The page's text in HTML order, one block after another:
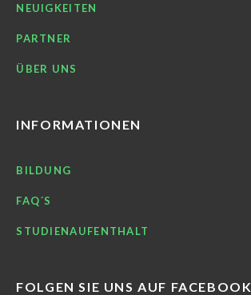
NEUIGKEITEN
PARTNER
ÜBER UNS
INFORMATIONEN
BILDUNG
FAQ´S
STUDIENAUFENTHALT
FOLGEN SIE UNS AUF FACEBOOK